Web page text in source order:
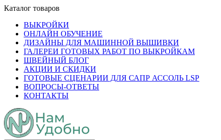
Каталог товаров
ВЫКРОЙКИ
ОНЛАЙН ОБУЧЕНИЕ
ДИЗАЙНЫ ДЛЯ МАШИННОЙ ВЫШИВКИ
ГАЛЕРЕИ ГОТОВЫХ РАБОТ ПО ВЫКРОЙКАМ
ШВЕЙНЫЙ БЛОГ
АКЦИИ И СКИДКИ
ГОТОВЫЕ СЦЕНАРИИ ДЛЯ САПР АССОЛЬ LSP
ВОПРОСЫ-ОТВЕТЫ
КОНТАКТЫ